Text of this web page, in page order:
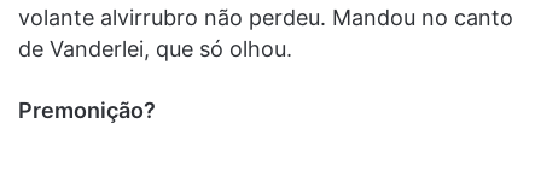
volante alvirrubro não perdeu. Mandou no canto
de Vanderlei, que só olhou.
Premonição?